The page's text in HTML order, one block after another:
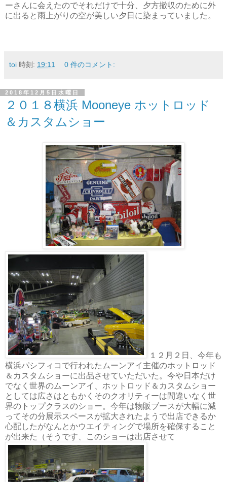
ーさんに会えたのでそれだけで十分、夕方撤収のために外
に出ると雨上がりの空が美しい夕日に染まっていました。
toi 時刻: 19:11 0 件のコメント:
2018年12月5日水曜日
２０１８横浜 Mooneye ホットロッド
＆カスタムショー
１２月２日、今年も
横浜パシフィコで行われたムーンアイ主催のホットロッド
＆カスタムショーに出品させていただいた。今や日本だけ
でなく世界のムーンアイ、ホットロッド＆カスタムショー
としては広さはともかくそのクオリティーは間違いなく世
界のトップクラスのショー。今年は物販ブースが大幅に減
ってその分展示スペースが拡大されたようで出店できるか
心配したがなんとかウエイティングで場所を確保すること
が出来た（そうです、このショーは出店させて